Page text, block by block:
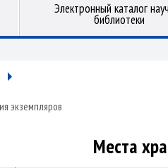
Электронный каталог
библиотеки
экземпляров
Места